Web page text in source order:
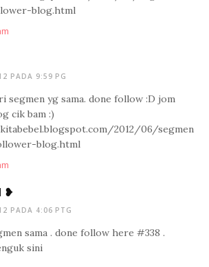
blog.html
PADA 9:59 PG
segmen yg sama. done follow :D jom
cik bam :)
2012/06/segmen
blog.html
❥
PADA 4:06 PTG
sama . done follow here #338 .
sini